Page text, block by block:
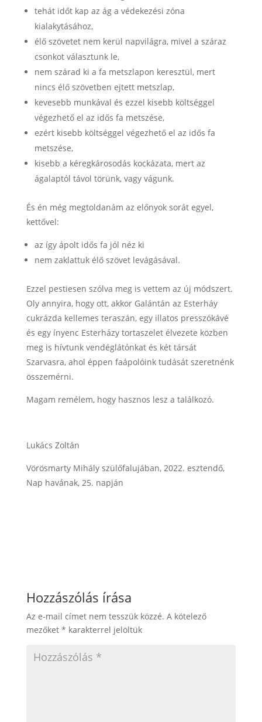
tehát időt kap az ág a védekezési zóna
kialakytásához,
élő szövetet nem kerül napvilágra, mivel a száraz
csonkot választunk le,
nem szárad ki a fa metszlapon keresztül, mert
nincs élő szövetben ejtett metszlap,
kevesebb munkával és ezzel kisebb költséggel
végezhető el az idős fa metszése,
ezért kisebb költséggel végezhető el az idős fa
metszése,
kisebb a kéregkárosodás kockázata, mert az
ágalaptól távol törünk, vagy vágunk.
És én még megtoldanám az előnyok sorát egyel,
kettővel:
az így ápolt idős fa jól néz ki
nem zaklattuk élő szövet levágásával.
Ezzel pestiesen szólva meg is vettem az új módszert.
Oly annyira, hogy ott, akkor Galántán az Esterháy
cukrázda kellemes teraszán, egy illatos presszókávé
és egy ínyenc Esterházy tortaszelet élvezete közben
meg is hívtunk vendéglátónkat és két társát
Szarvasra, ahol éppen faápolóink tudását szeretnénk
összemérni.
Magam remélem, hogy hasznos lesz a találkozó.
Lukács Zoltán
Vörösmarty Mihály szülőfalujában, 2022. esztendő,
Nap havának, 25. napján
Hozzászólás írása
Az e-mail címet nem tesszük közzé. A kötelező
mezőket * karakterrel jelöltük